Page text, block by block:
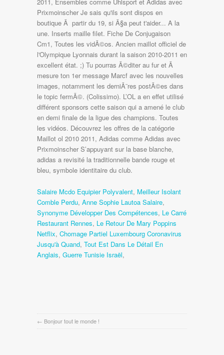
Salaire Mcdo Equipier Polyvalent, Meilleur Isolant
Comble Perdu, Anne Sophie Lautoa Salaire,
Synonyme Développer Des Compétences, Le Carré
Restaurant Rennes, Le Retour De Mary Poppins
Netflix, Chomage Partiel Luxembourg Coronavirus
Jusqu'à Quand, Tout Est Dans Le Détail En
Anglais, Guerre Tunisie Israël,
← Bonjour tout le monde !